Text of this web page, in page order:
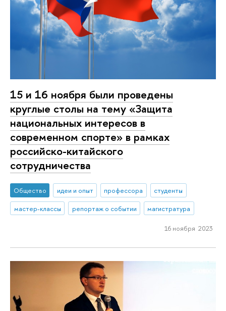
15 и 16 ноября были проведены
круглые столы на тему «Защита
национальных интересов в
современном спорте» в рамках
российско-китайского
сотрудничества
Общество идеи и опыт профессора
студенты
мастер-классы
репортаж о событии магистратура
16 ноября 2023